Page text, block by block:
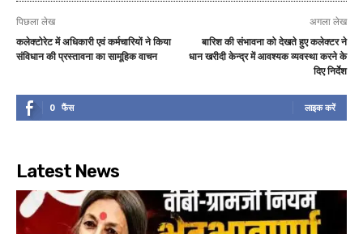
पिछला लेख
कलेक्टोरेट में अधिकारी एवं कर्मचारियों ने किया
संविधान की प्रस्तावना का सामूहिक वाचन
अगला लेख
बारिश की संभावना को देखते हुए कलेक्टर ने
धान खरीदी केन्द्र में आवश्यक व्यवस्था करने के
दिए निर्देश
0 फैंस लाइक करें
Latest News